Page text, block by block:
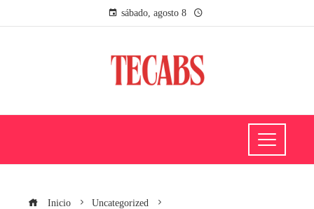
sábado, agosto 8
Inicio
Uncategorized